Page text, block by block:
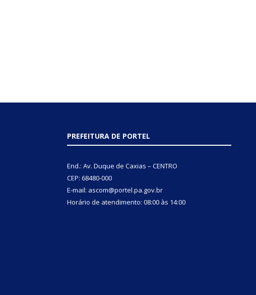
PREFEITURA DE PORTEL
End.: Av. Duque de Caxias – CENTRO
CEP: 68480-000
E-mail: ascom@portel.pa.gov.br
Horário de atendimento: 08:00 às 14:00